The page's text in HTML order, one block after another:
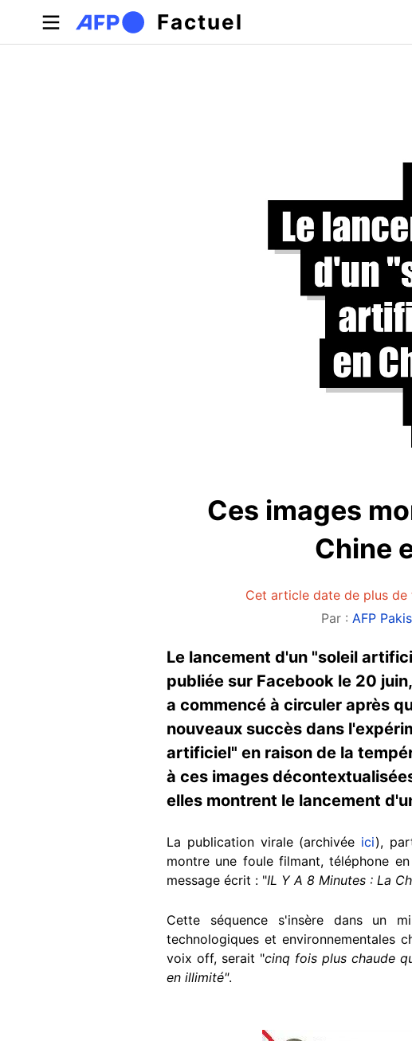
Aller au contenu principal
Factuel
Onglets principaux
Ces images
Chine
Cet article date de plus de
Par : AFP
Le lancement d'un "soleil
publiée sur Facebook le 20
a commencé à circuler après
nouveaux succès dans
artificiel" en raison de la
à ces images
elles montrent le lancement
La publication virale (archivée ici),
montre une foule filmant, téléphone
message écrit : "IL Y A 8 Minutes : La
Cette séquence s'insère dans un
technologiques et environnementales
voix off, serait "cinq fois plus chaude
en illimité".